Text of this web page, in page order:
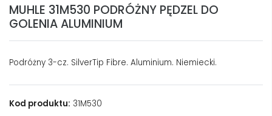
MUHLE 31M530 PODRÓŻNY PĘDZEL DO
GOLENIA ALUMINIUM
Podróżny 3-cz. SilverTip Fibre. Aluminium. Niemiecki.
Kod produktu: 31M530